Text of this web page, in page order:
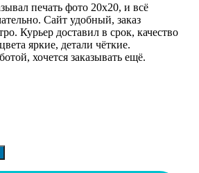
печать фото 20х20, и всё
Сайт удобный, заказ
Курьер доставил в срок, качество
яркие, детали чёткие.
хочется заказывать ещё.